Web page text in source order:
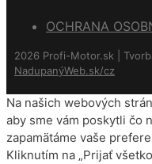
OCHRANA
2026 Profi-Motor.sk |
NadupanýWeb.sk/cz
Na našich webových
aby sme vám poskytli čo
zapamätáme vaše
Kliknutím na „Prijať